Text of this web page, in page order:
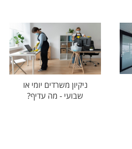
ניקיון משרדים יומי או
שבועי - מה עדיף?